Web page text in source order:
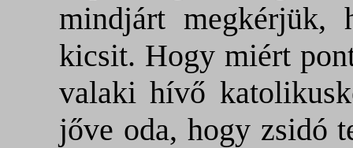
mindjárt megkérjük,
kicsit. Hogy miért
valaki hívő
jőve oda, hogy zsidó